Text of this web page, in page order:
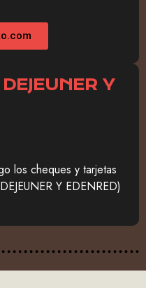
Y
los cheques y tarjetas
Y EDENRED)